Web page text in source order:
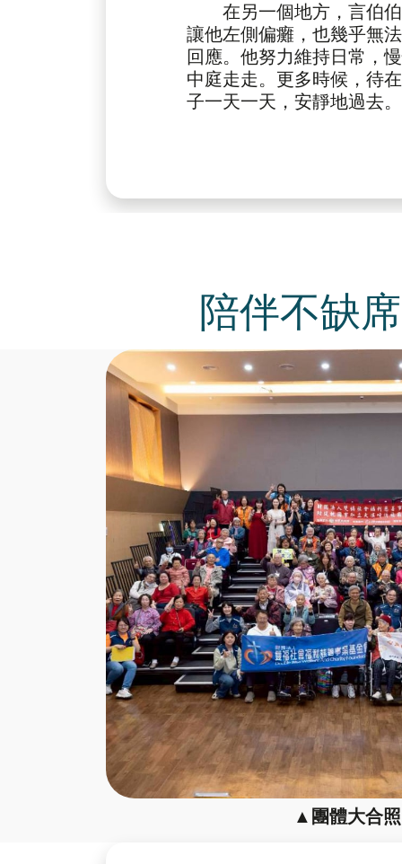
在另一個地方，言伯伯
讓他左側偏癱，也幾乎無
回應。他努力維持日常，
中庭走走。更多時候，待
子一天一天，安靜地過去。
陪伴不缺
▲團體大合照